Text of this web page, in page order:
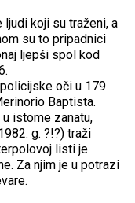
koji su traženi, a
su to pripadnici
ljepši spol kod
oči u 179
Baptista.
istome zanatu,
g. ?!?) traži
listi je
Za njim je u potrazi